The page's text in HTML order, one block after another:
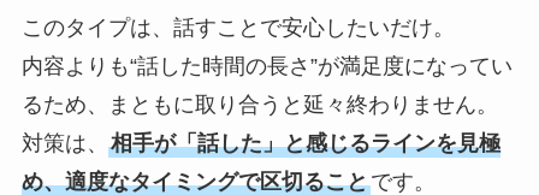
このタイプは、話すことで安心したいだけ。
内容よりも“話した時間の長さ”が満足度になってい
るため、まともに取り合うと延々終わりません。
対策は、 相手が「話した」と感じるラインを見極
め、適度なタイミングで区切ることです。